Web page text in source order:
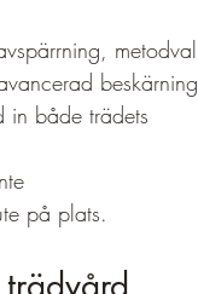
metodval
beskärning
in både trädets
på plats.